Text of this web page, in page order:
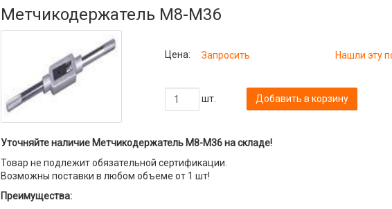
Метчикодержатель М8-М36
Цена: Запросить Нашли эту
шт. Добавить в корзину
Уточняйте наличие Метчикодержатель М8-М36 на складе!
Товар не подлежит обязательной сертификации.
Возможны поставки в любом объеме от 1 шт!
Преимущества: